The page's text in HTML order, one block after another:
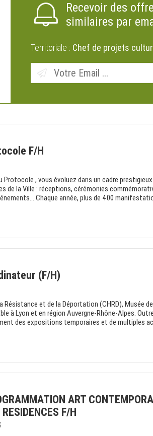
Recevoir des
similaires par
Territoriale : Chef de projets
F/H
Protocole , vous évoluez dans un cadre
de la Ville : réceptions, cérémonies
Chaque année, plus de 400
(F/H)
Résistance et de la Déportation (CHRD), Musée
à Lyon et en région Auvergne-Rhône-Alpes.
des expositions temporaires et de multiples
ART
F/H